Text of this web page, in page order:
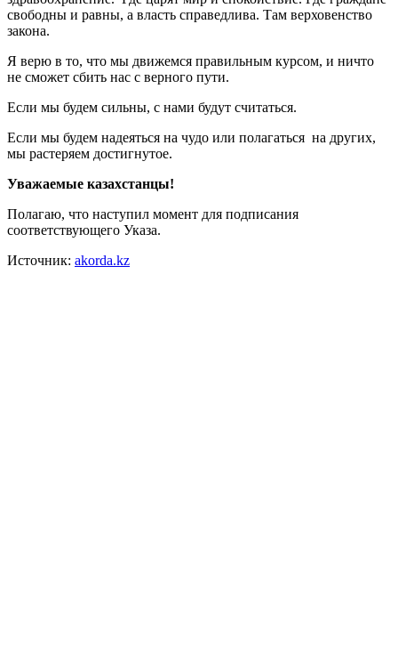
свободны и равны, а власть справедлива. Там верховенство
закона.
Я верю в то, что мы движемся правильным курсом, и ничто
не сможет сбить нас с верного пути.
Если мы будем сильны, с нами будут считаться.
Если мы будем надеяться на чудо или полагаться на других,
мы растеряем достигнутое.
Уважаемые казахстанцы!
Полагаю, что наступил момент для подписания
соответствующего Указа.
Источник: akorda.kz